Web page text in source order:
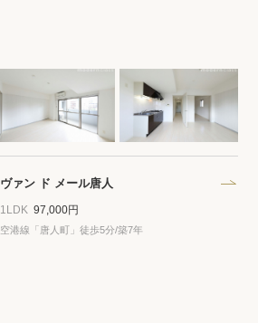
ヴァン ド メール唐人
1LDK 97,000円
空港線「唐人町」徒歩5分/築7年